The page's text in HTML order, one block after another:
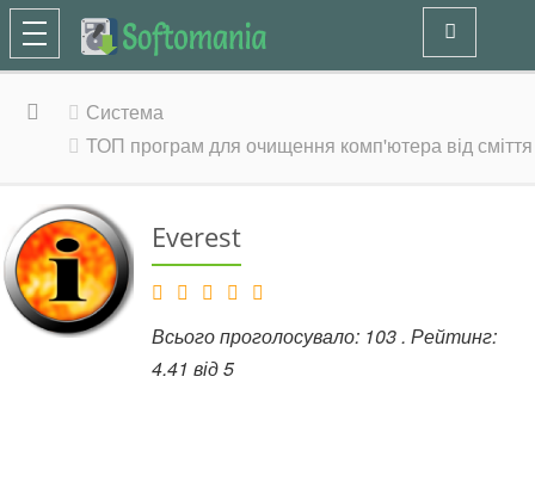
Система
ТОП програм для очищення комп'ютера від сміття
Everest
Всього проголосувало: 103. Рейтинг:
4.41 від5